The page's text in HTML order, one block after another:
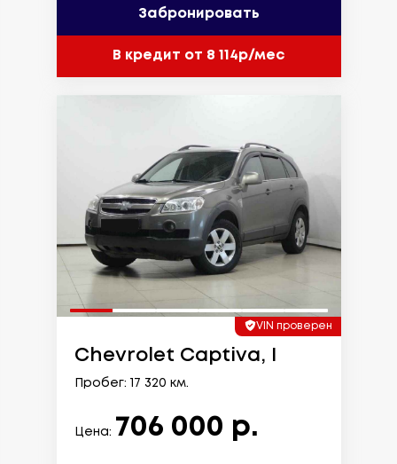
Забронировать
В кредит от 8 114р/мес
VIN проверен
Chevrolet Captiva, I
Пробег: 17 320 км.
Цена: 706 000 р.